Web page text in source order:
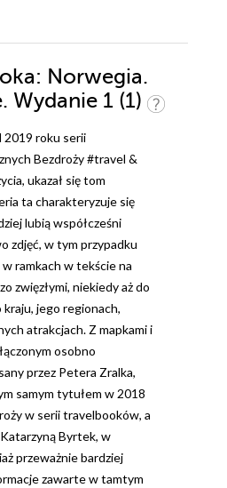
: Norwegia.
Wydanie 1 (1)
2019 roku serii
Bezdroży #travel &
ukazał się tom
ta charakteryzuje się
lubią współcześni
zdjęć, w tym przypadku
ramkach w tekście na
zwięzłymi, niekiedy aż do
kraju, jego regionach,
atrakcjach. Z mapkami i
osobno
przez Petera Zralka,
samym tytułem w 2018
w serii travelbooków, a
Byrtek, w
przeważnie bardziej
zawarte w tamtym